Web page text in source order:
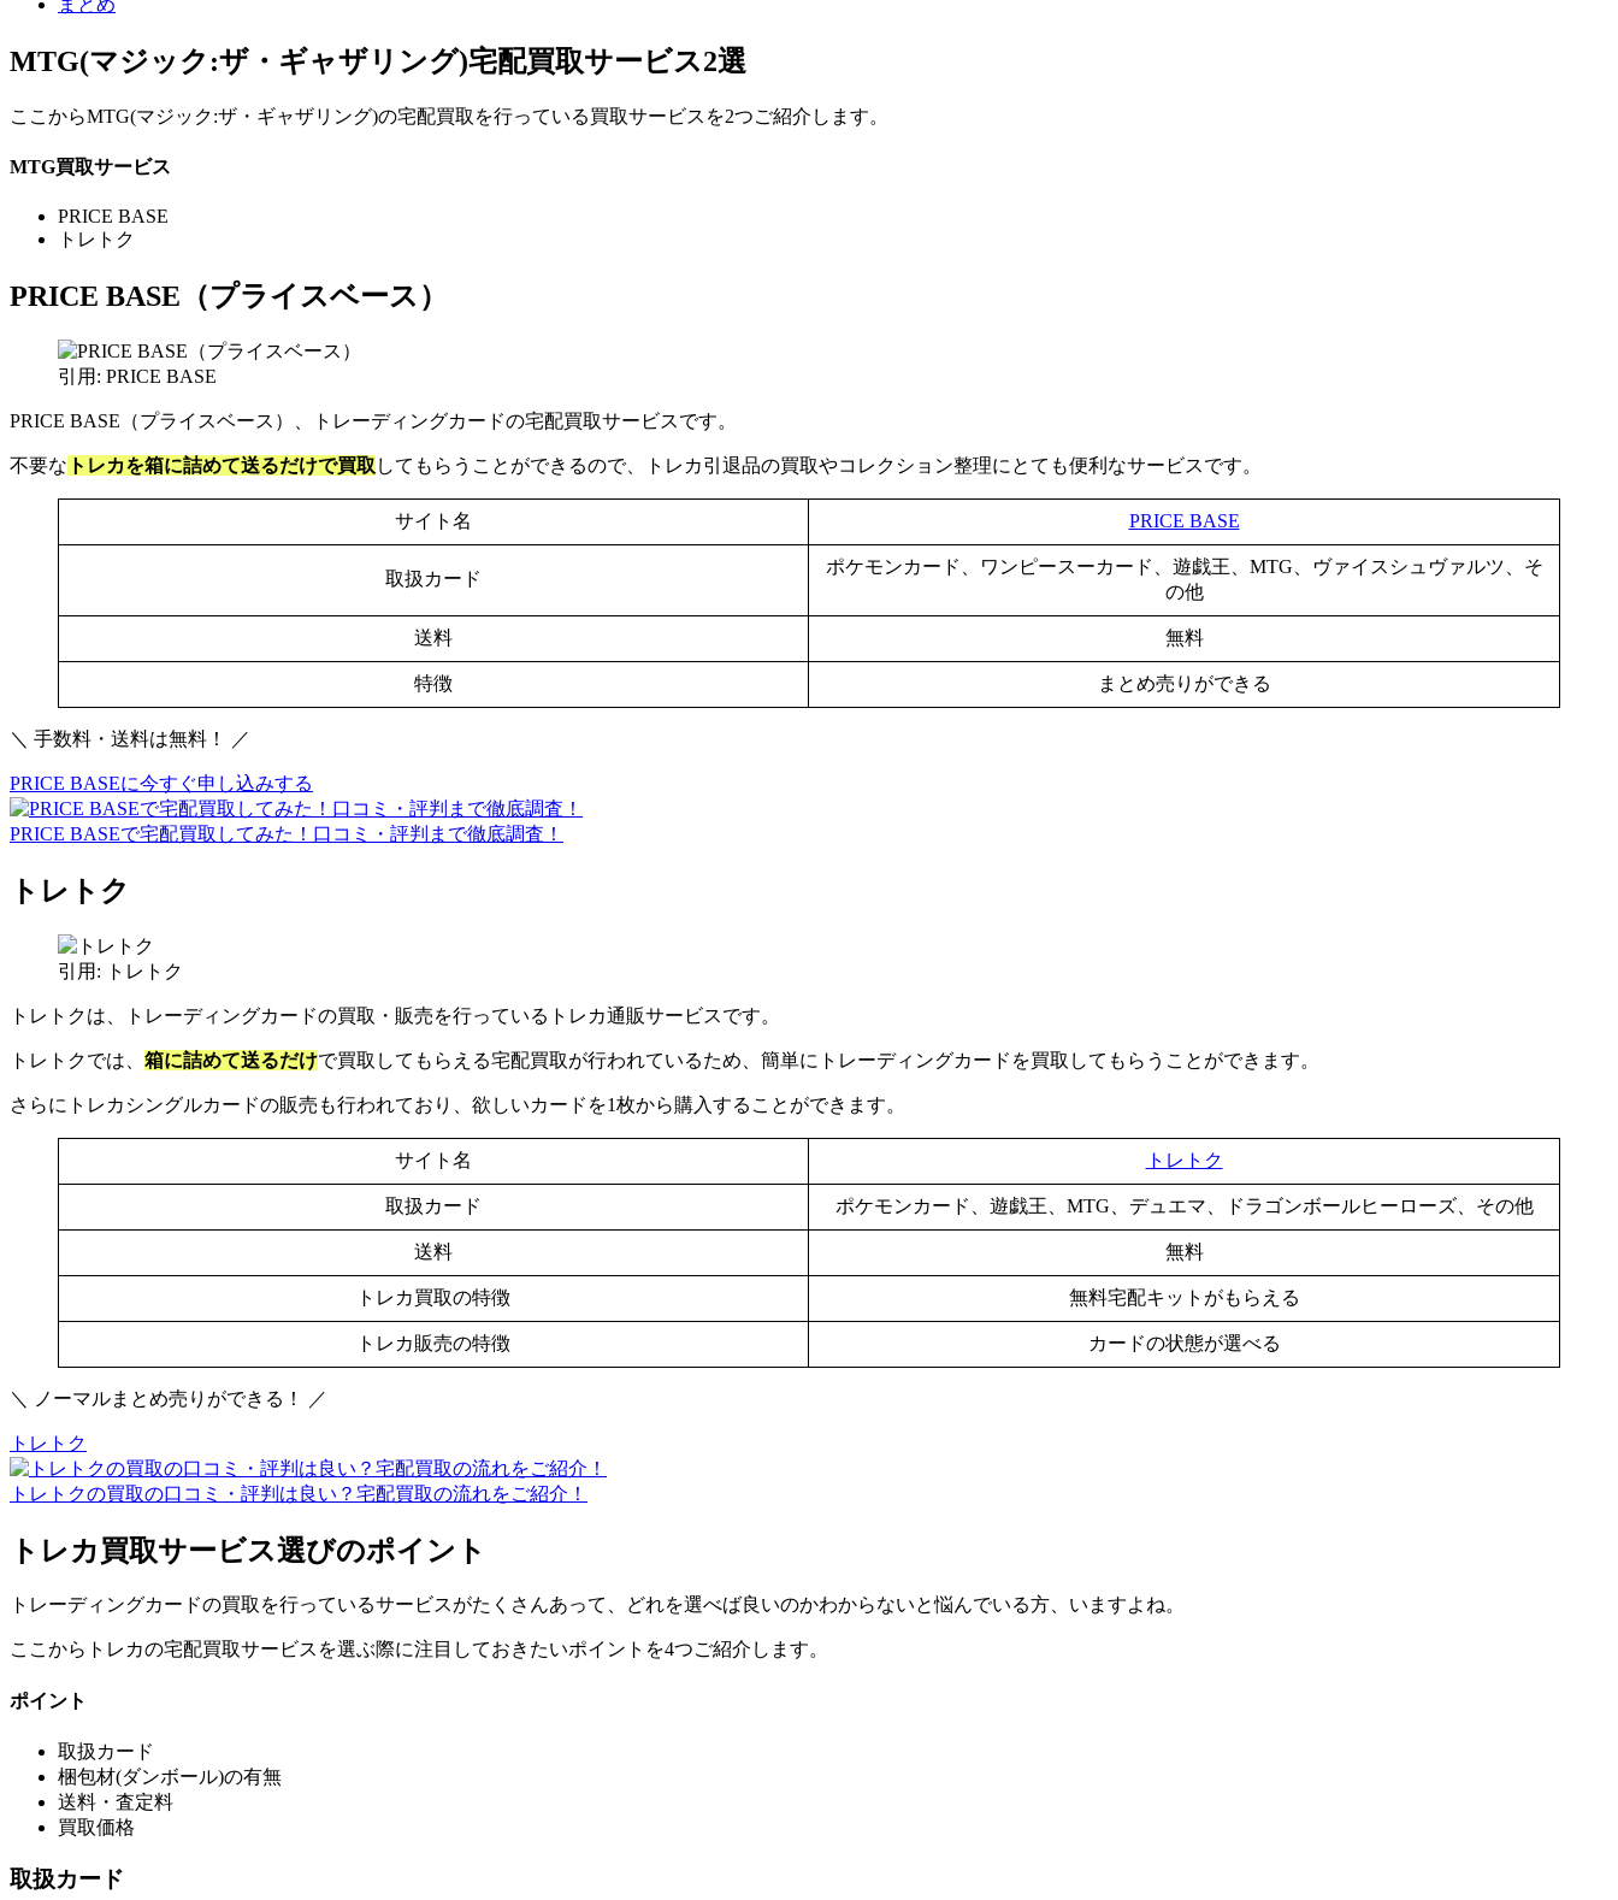
MTG(マジック:ザ・ギャザリング)宅配買取サービス2選
ここからMTG(マジック:ザ・ギャザリング)の宅配買取を行っている買取サービスを2つご紹介します。
MTG買取サービス
PRICE BASE
トレトク
PRICE BASE（プライスベース）
引用: PRICE BASE
PRICE BASE（プライスベース）、トレーディングカードの宅配買取サービスです。
不要な トレカを箱に詰めて送るだけで買取 してもらうことができるので、トレカ引退品の買取やコレクション整理にとても便利なサービスです。
サイト名 PRICE BASE
取扱カード
ポケモンカード、ワンピースーカード、遊戯王、MTG、ヴァイスシュヴァルツ、そ
の他
送料 無料
特徴 まとめ売りができる
＼ 手数料・送料は無料！ ／
PRICE BASEに今すぐ申し込みする
PRICE BASEで宅配買取してみた！口コミ・評判まで徹底調査！
トレトク
引用: トレトク
トレトクは、トレーディングカードの買取・販売を行っているトレカ通販サービスです。
トレトクでは、 箱に詰めて送るだけで買取してもらえる宅配買取が行われているため、簡単にトレーディングカードを買取してもらうことができます。
さらにトレカシングルカードの販売も行われており、欲しいカードを1枚から購入することができます。
サイト名 トレトク
取扱カード ポケモンカード、遊戯王、MTG、デュエマ、ドラゴンボールヒーローズ、その他
送料 無料
トレカ買取の特徴 無料宅配キットがもらえる
トレカ販売の特徴 カードの状態が選べる
＼ ノーマルまとめ売りができる！ ／
トレトク
トレトクの買取の口コミ・評判は良い？宅配買取の流れをご紹介！
トレカ買取サービス選びのポイント
トレーディングカードの買取を行っているサービスがたくさんあって、どれを選べば良いのかわからないと悩んでいる方、いますよね。
ここからトレカの宅配買取サービスを選ぶ際に注目しておきたいポイントを4つご紹介します。
ポイント
取扱カード
梱包材(ダンボール)の有無
送料・査定料
買取価格
取扱カード